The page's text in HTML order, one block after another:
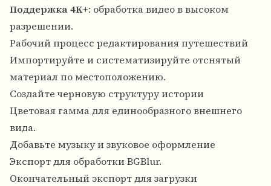
Поддержка 4K+: обработка видео в высоком
разрешении.
Рабочий процесс редактирования путешествий
Импортируйте и систематизируйте отснятый
материал по местоположению.
Создайте черновую структуру истории
Цветовая гамма для единообразного внешнего
вида.
Добавьте музыку и звуковое оформление
Экспорт для обработки BGBlur.
Окончательный экспорт для загрузки